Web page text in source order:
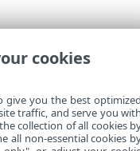
cookies
give you the best
traffic, and serve you
collection of all cookies
all non-essential cookies